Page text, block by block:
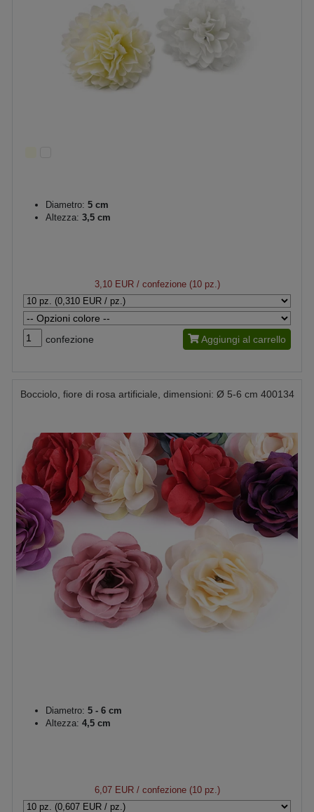
Diametro: 5 cm
Altezza: 3,5 cm
3,10 EUR/ confezione (10 pz.)
confezione Aggiungi al carrello
Bocciolo, fiore di rosa artificiale, dimensioni: Ø 5-6 cm 400134
Diametro: 5 - 6 cm
Altezza: 4,5 cm
6,07 EUR/ confezione (10 pz.)